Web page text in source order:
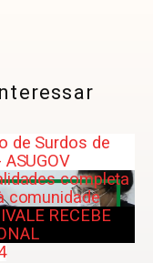
de Surdos de
completa
comunidade
RECEBE